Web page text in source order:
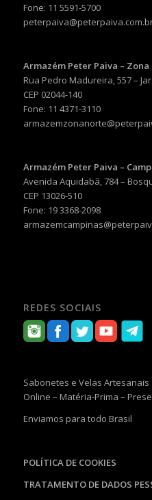
Fone: 11 5591-5700
Armazém Peter Paiva –
Rua Pedro Madureira, 557 –
CEP 02044-140
Fone: 11 4371-3110
Armazém Peter Paiva –
Avenida Aquidabã, 784 –
CEP 13026-510
Fone: 19 3368-2098
REDES SOCIAIS
Sabonetes e Velas
Online – Matéria-Prima –
Enviamos para todo Brasil
POLÍTICA DE COOKIES
TRATAMENTO DE DADOS